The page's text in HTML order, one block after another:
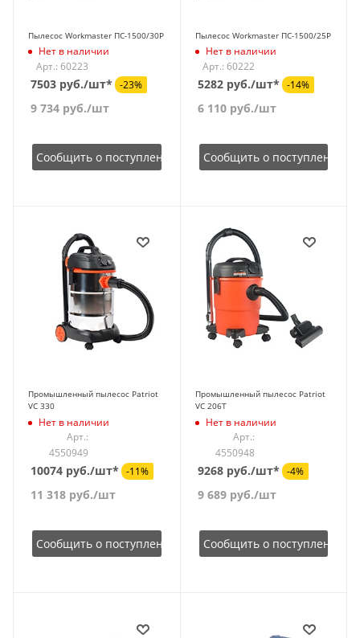
Пылесос Workmaster ПС-1500/30Р
Нет в наличии
Арт.: 60223
7503 руб./шт* -23%
9 734 руб./шт
Сообщить о поступлении
Пылесос Workmaster ПС-1500/25Р
Нет в наличии
Арт.: 60222
5282 руб./шт* -14%
6 110руб./шт
Сообщить о поступлении
Промышленный пылесос Patriot
VC 330
Нет в наличии
Арт.:
4550949
10074 руб./шт* -11%
11 318 руб./шт
Сообщить о поступлении
Промышленный пылесос Patriot
VC 206T
Нет в наличии
Арт.:
4550948
9268 руб./шт* -4%
9 689руб./шт
Сообщить о поступлении